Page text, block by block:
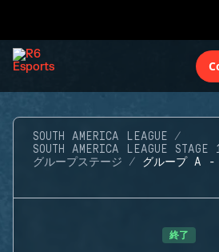
SOUTH AMERICA LEAGUE
SOUTH AMERICA LEAGUE STAGE
グループステージ
グループ A -
終了